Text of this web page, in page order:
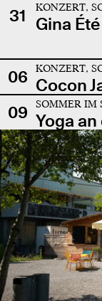
31
KONZERT,
Gina Été
06 KONZERT,
Cocon
09
SOMMER IM
Yoga